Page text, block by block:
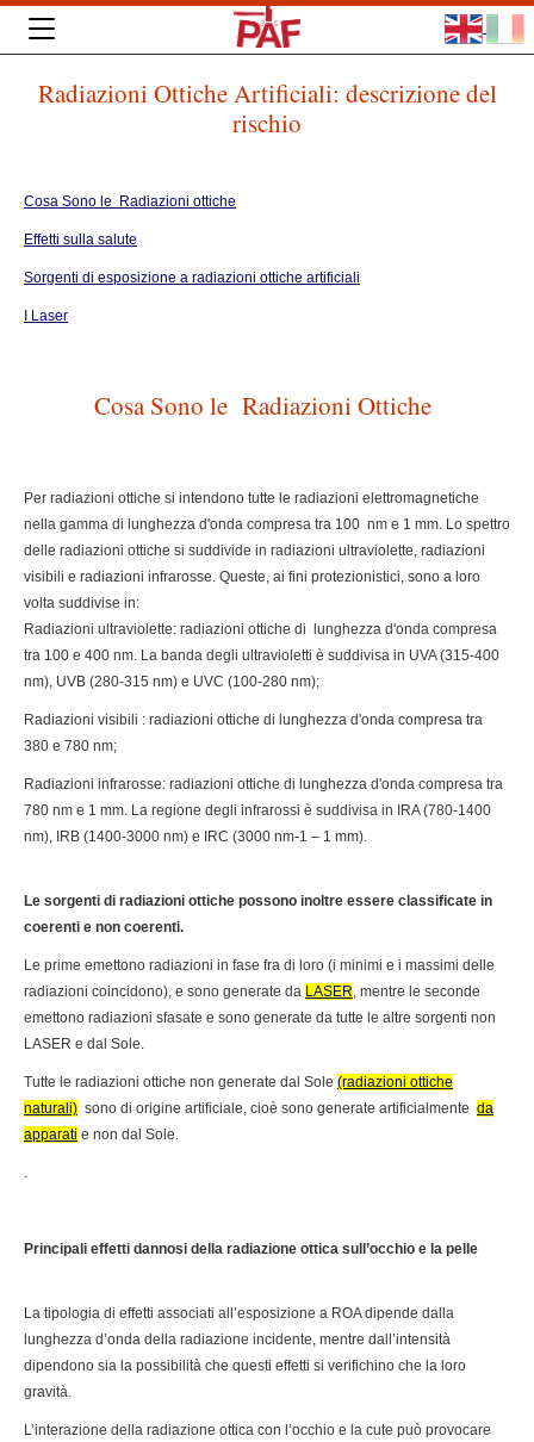
Radiazioni Ottiche Artificiali: descrizione del
rischio
Cosa Sono le Radiazioni ottiche
Effetti sulla salute
Sorgenti di esposizione a radiazioni ottiche artificiali
I Laser
Cosa Sono le Radiazioni Ottiche
Per radiazioni ottiche si intendono tutte le radiazioni elettromagnetiche
nella gamma di lunghezza d'onda compresa tra 100 nm e 1 mm. Lo spettro
delle radiazioni ottiche si suddivide in radiazioni ultraviolette, radiazioni
visibili e radiazioni infrarosse. Queste, ai fini protezionistici, sono a loro
volta suddivise in:
Radiazioni ultraviolette: radiazioni ottiche di lunghezza d'onda compresa
tra 100 e 400 nm. La banda degli ultravioletti è suddivisa in UVA (315-400
nm), UVB (280-315 nm) e UVC (100-280 nm);
Radiazioni visibili : radiazioni ottiche di lunghezza d'onda compresa tra
380 e 780 nm;
Radiazioni infrarosse: radiazioni ottiche di lunghezza d'onda compresa tra
780 nm e 1 mm. La regione degli infrarossi è suddivisa in IRA (780-1400
nm), IRB (1400-3000 nm) e IRC (3000 nm-1 – 1 mm).
Le sorgenti di radiazioni ottiche possono inoltre essere classificate in
coerenti e non coerenti.
Le prime emettono radiazioni in fase fra di loro (i minimi e i massimi delle
radiazioni coincidono), e sono generate da LASER, mentre le seconde
emettono radiazioni sfasate e sono generate da tutte le altre sorgenti non
LASER e dal Sole.
Tutte le radiazioni ottiche non generate dal Sole (radiazioni ottiche
naturali) sono di origine artificiale, cioè sono generate artificialmente da
apparati e non dal Sole.
.
Principali effetti dannosi della radiazione ottica sull’occhio e la pelle
La tipologia di effetti associati all’esposizione a ROA dipende dalla
lunghezza d’onda della radiazione incidente, mentre dall’intensità
dipendono sia la possibilità che questi effetti si verifichino che la loro
gravità.
L’interazione della radiazione ottica con l’occhio e la cute può provocare